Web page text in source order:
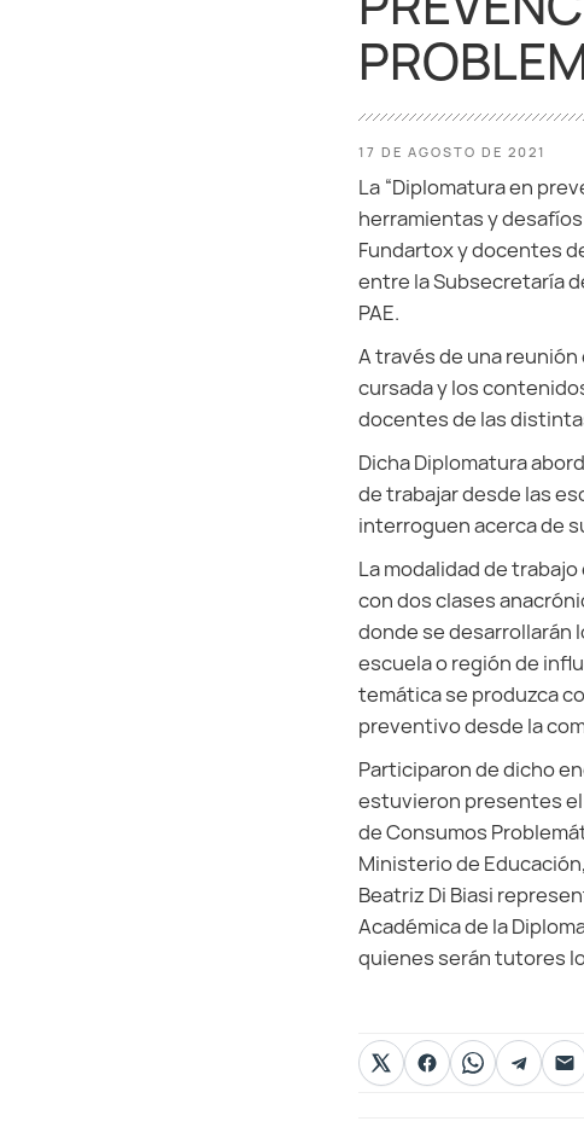
17 DE AGOSTO DE 2021
La “Diplomatura en
herramientas y
Fundartox y docentes
entre la Subsecretaría
PAE.
A través de una reunión
cursada y los
docentes de las
Dicha Diplomatura
de trabajar desde las
interroguen acerca de
La modalidad de
con dos clases
donde se desarrollarán
escuela o región de
temática se produzca
preventivo desde la
Participaron de dicho
estuvieron presentes el
de Consumos
Ministerio de
Beatriz Di Biasi
Académica de la
quienes serán tutores